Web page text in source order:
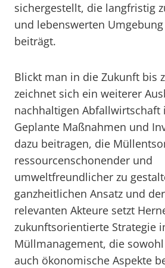
sichergestellt, die langfristig
und lebenswerten
beiträgt.
Blickt man in die Zukunft bis
zeichnet sich ein weiterer
nachhaltigen Abfallwirtschaft
Geplante Maßnahmen und
dazu beitragen, die
ressourcenschonender und
umweltfreundlicher zu
ganzheitlichen Ansatz und
relevanten Akteure setzt
zukunftsorientierte Strategie
Müllmanagement, die
auch ökonomische Aspekte